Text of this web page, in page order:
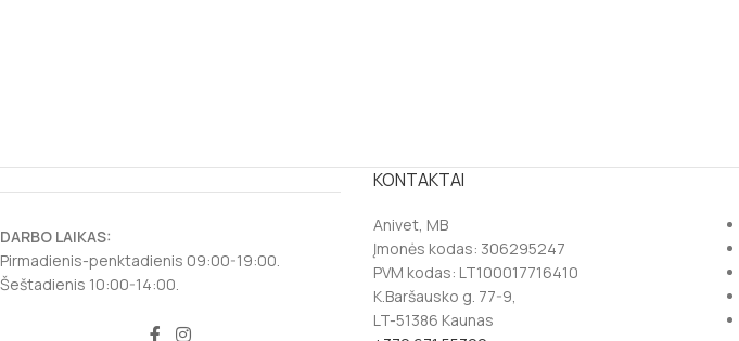
DARBO LAIKAS:
Pirmadienis-penktadienis 09:00-19:00.
Šeštadienis 10:00-14:00.
KONTAKTAI
Anivet, MB
Įmonės kodas: 306295247
PVM kodas: LT100017716410
K.Baršausko g. 77-9,
LT-51386 Kaunas